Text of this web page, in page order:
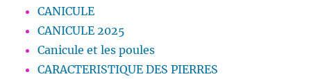
CANICULE
CANICULE 2025
Canicule et les poules
CARACTERISTIQUE DES PIERRES